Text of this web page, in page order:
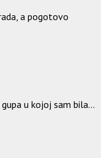
a pogotovo
u kojoj sam bila...